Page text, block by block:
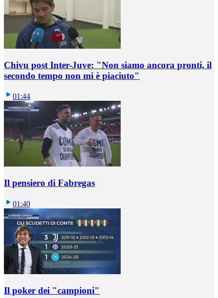
Chivu post Inter-Juve: "Non siamo ancora pronti, il
secondo tempo non mi è piaciuto"
01:44
Il pensiero di Fabregas
01:40
Il poker dei "campioni"